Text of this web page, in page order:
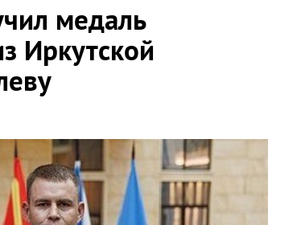
медаль
Иркутской